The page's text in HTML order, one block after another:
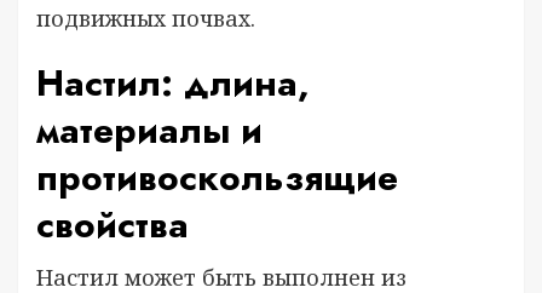
подвижных почвах.
Настил: длина,
материалы и
противоскользящие
свойства
Настил может быть выполнен из